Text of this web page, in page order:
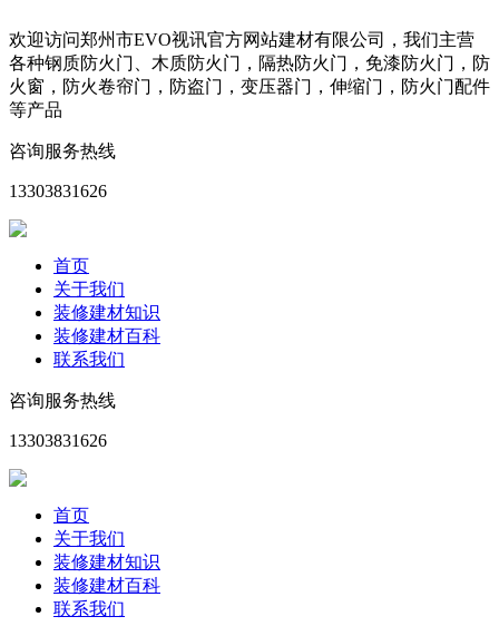
欢迎访问郑州市EVO视讯官方网站建材有限公司，我们主营
各种钢质防火门、木质防火门，隔热防火门，免漆防火门，防
火窗，防火卷帘门，防盗门，变压器门，伸缩门，防火门配件
等产品
咨询服务热线
13303831626
首页
关于我们
装修建材知识
装修建材百科
联系我们
咨询服务热线
13303831626
首页
关于我们
装修建材知识
装修建材百科
联系我们